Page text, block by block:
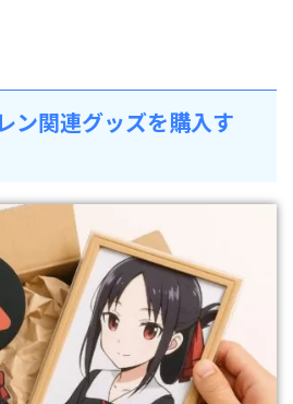
ン関連グッズを購入す